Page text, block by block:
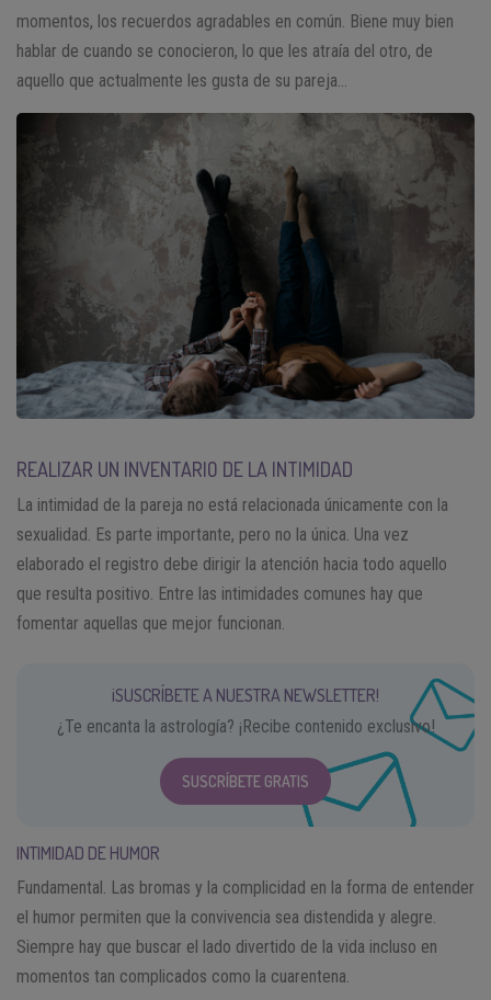
momentos, los recuerdos agradables en común. Biene muy bien
hablar de cuando se conocieron, lo que les atraía del otro, de
aquello que actualmente les gusta de su pareja…
REALIZAR UN INVENTARIO DE LA INTIMIDAD
La intimidad de la pareja no está relacionada únicamente con la
sexualidad. Es parte importante, pero no la única. Una vez
elaborado el registro debe dirigir la atención hacia todo aquello
que resulta positivo. Entre las intimidades comunes hay que
fomentar aquellas que mejor funcionan.
¡SUSCRÍBETE A NUESTRA NEWSLETTER!
¿Te encanta la astrología? ¡Recibe contenido exclusivo!
SUSCRÍBETE GRATIS
INTIMIDAD DE HUMOR
Fundamental. Las bromas y la complicidad en la forma de entender
el humor permiten que la convivencia sea distendida y alegre.
Siempre hay que buscar el lado divertido de la vida incluso en
momentos tan complicados como la cuarentena.